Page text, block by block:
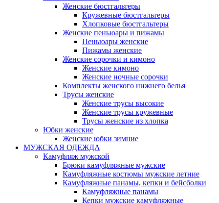
Женские бюстгальтеры
Кружевные бюстгальтеры
Хлопковые бюстгальтеры
Женские пеньюары и пижамы
Пеньюары женские
Пижамы женские
Женские сорочки и кимоно
Женские кимоно
Женские ночные сорочки
Комплекты женского нижнего белья
Трусы женские
Женские трусы высокие
Женские трусы кружевные
Трусы женские из хлопка
Юбки женские
Женские юбки зимние
МУЖСКАЯ ОДЕЖДА
Камуфляж мужской
Брюки камуфляжные мужские
Камуфляжные костюмы мужские летние
Камуфляжные панамы, кепки и бейсболки
Камуфляжные панамы
Кепки мужские камуфляжные